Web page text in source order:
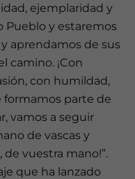
ejemplaridad y
Pueblo y estaremos
aprendamos de sus
camino. ¡Con
con humildad,
formamos parte de
vamos a seguir
de vascas y
vuestra mano!”.
que ha lanzado